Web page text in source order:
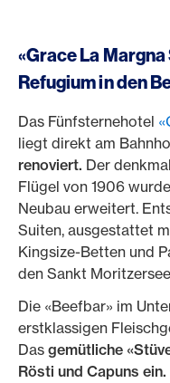
«Grace La
Refugium in den
Das Fünfsternehotel
liegt direkt am
renoviert. Der
Flügel von 1906
Neubau erweitert.
Suiten, ausgestattet
Kingsize-Betten und
den Sankt
Die «Beefbar» im
erstklassigen
Das gemütliche
Rösti und Capuns ein.